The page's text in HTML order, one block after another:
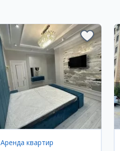
Аренда квартир